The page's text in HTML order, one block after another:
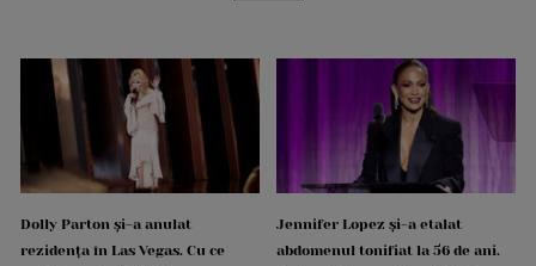
Dolly Parton și-a anulat
rezidența în Las Vegas. Cu ce
Jennifer Lopez și-a etalat
abdomenul tonifiat la 56 de ani.